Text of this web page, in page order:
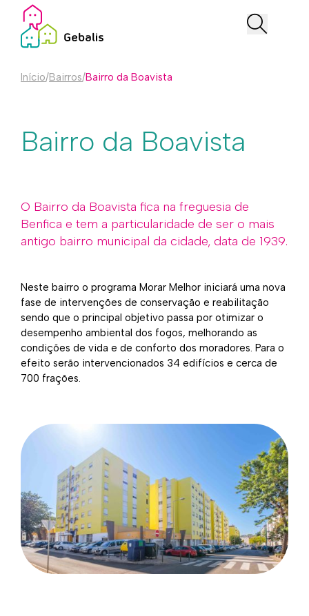
Início/Bairros/Bairro da Boavista
Bairro da Boavista
O Bairro da Boavista fica na freguesia de
Benfica e tem a particularidade de ser o mais
antigo bairro municipal da cidade, data de 1939.
Neste bairro o programa Morar Melhor iniciará uma nova
fase de intervenções de conservação e reabilitação
sendo que o principal objetivo passa por otimizar o
desempenho ambiental dos fogos, melhorando as
condições de vida e de conforto dos moradores. Para o
efeito serão intervencionados 34 edifícios e cerca de
700 frações.